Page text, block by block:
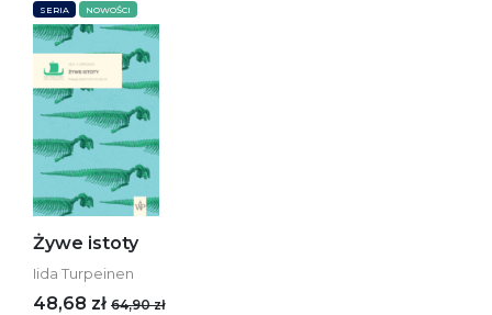
SERIA NOWOŚCI
Żywe istoty
Iida Turpeinen
48,68 zł 64,90 zł